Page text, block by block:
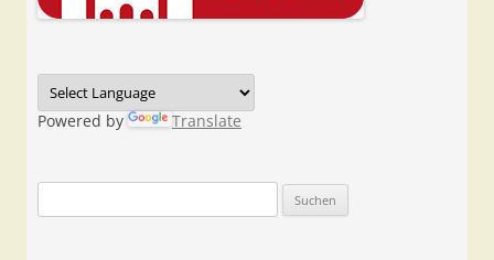
Powered by Translate
nach: